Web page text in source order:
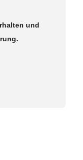
und